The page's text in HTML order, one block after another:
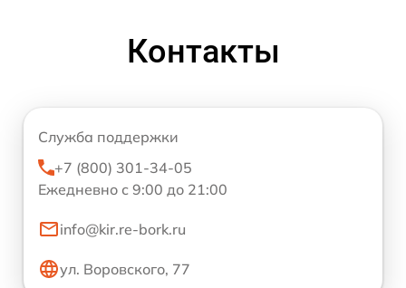
Контакты
Служба поддержки
+7 (800) 301-34-05
Ежедневно с 9:00 до 21:00
info@kir.re-bork.ru
ул. Воровского, 77